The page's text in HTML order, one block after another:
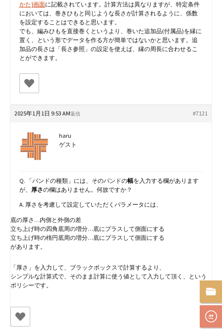
かた]画面に記載されています。計算方法は異なりますが、特定条件
においては、巻きひもと同じような長さが計算されるように、係数
を設定することはできると思います。
でも、編みひもを直接巻くというより、巻いた追加品(付属品)を縁に
置く、という形でデータを作る方が簡単ではないかと思います。追
加品の長さは「長さ参照」の設定を使えば、縁の周長に合わせるこ
とができます。
2025年1月1日 9:53 AM #7121
返信
haru
ゲスト
Q. 「バンドの種類」には、そのバンドの幅を入力する欄があります
が、 厚さの欄はありません。何故ですか？
A. 厚さを考慮して設定していただくパラメータには、
底の厚さ…内側と外側の差
立ち上げ時の四角底周の増分…底にプラスして側面にする
立ち上げ時の楕円底周の増分…底にプラスして側面にする
があります。
「厚さ」を入力して、ブラックボックスで計算するより、
シンプルな計算式で、そのまま計算に使う値として入力して頂く、という
ポリシーです。